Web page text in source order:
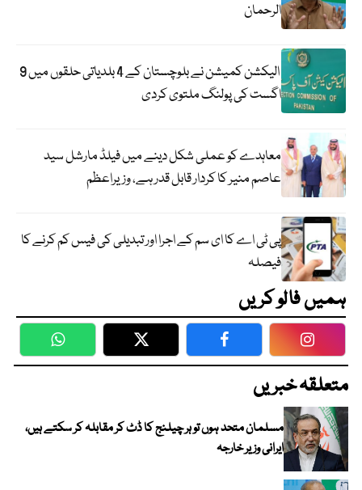
الرحمان
الیکشن کمیشن نے بلوچستان کے 4 بلدیاتی حلقوں میں 9
اگست کی پولنگ ملتوی کردی
معاہدے کو عملی شکل دینے میں فیلڈ مارشل سید
عاصم منیر کا کردار قابل قدر ہے، وزیراعظم
پی ٹی اے کا ای سم کے اجرا اور تبدیلی کی فیس کم کرنے کا
فیصلہ
ہمیں فالو کریں
WhatsApp Twitter Facebook
متعلقہ خبریں
مسلمان متحد ہوں تو ہر چیلنج کا ڈٹ کر مقابلہ کر سکتے ہیں،
ایرانی وزیر خارجہ